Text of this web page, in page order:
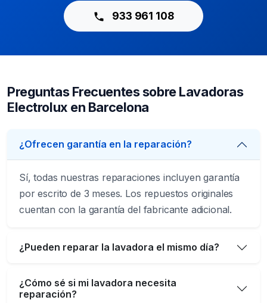
933 961 108
Preguntas Frecuentes sobre Lavadoras
Electrolux en Barcelona
¿Ofrecen garantía en la reparación?
Sí, todas nuestras reparaciones incluyen garantía
por escrito de 3 meses. Los repuestos originales
cuentan con la garantía del fabricante adicional.
¿Pueden reparar la lavadora el mismo día?
¿Cómo sé si mi lavadora necesita
reparación?